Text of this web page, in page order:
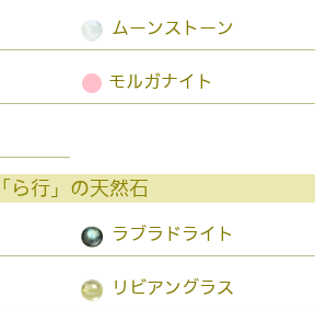
ムーンストーン
● モルガナイト
「ら行」の天然石
ラブラドライト
リビアングラス